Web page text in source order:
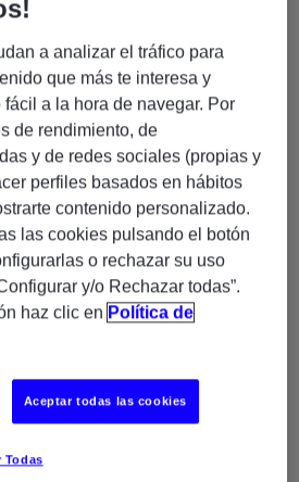
(W3C). WCAG 2.0 es un
reconocido para la
web y
se esfuerza por cumplir o
de éxito de Nivel A y
para acceder a
nuestro sitio web o si
sitio web con respecto a
a
a analizar el tráfico para
que más te interesa y
a la hora de navegar. Por
de rendimiento, de
y de redes sociales (propias y
perfiles basados en hábitos
contenido personalizado.
las cookies pulsando el botón
o rechazar su uso
y/o Rechazar todas”.
haz clic en Política de
Todas
Aceptar todas las cookies